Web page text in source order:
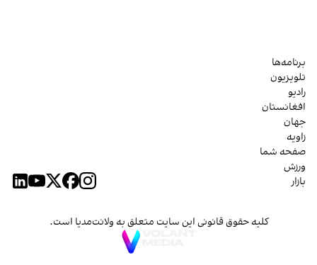
برنامه‌ها
تلویزیون
رادیو
افغانستان
جهان
زاویه
صفحه شما
ورزش
بازار
کلیه حقوق قانونی این سایت متعلق به ولانت‌مدیا است.